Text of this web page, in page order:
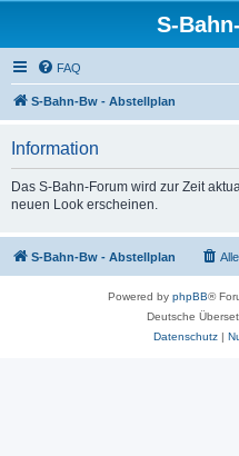
S-
FAQ
S-Bahn-Bw - Abstellplan
Information
Das S-Bahn-Forum wird zur Zeit
neuen Look erscheinen.
S-Bahn-Bw - Abstellplan
Powered by phpBB®
Deutsche
Datenschutz|